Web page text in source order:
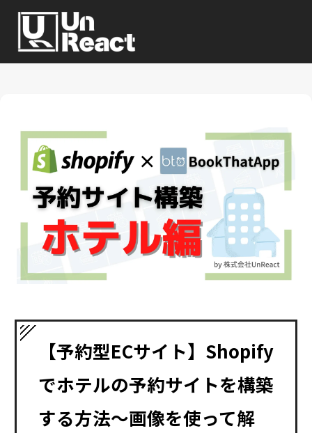
【予約型ECサイト】Shopify
でホテルの予約サイトを構築
する方法〜画像を使って解